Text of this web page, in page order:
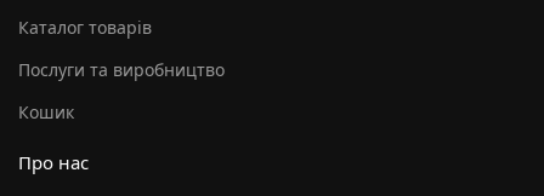
Каталог товарів
Послуги та виробництво
Кошик
Про нас